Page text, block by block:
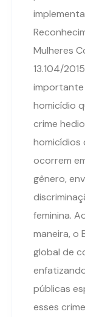
Mulheres
13.104/
importante
homicídio
crime
homicídios
ocorrem
gênero,
feminina.
maneira, o
global de
públicas
esses